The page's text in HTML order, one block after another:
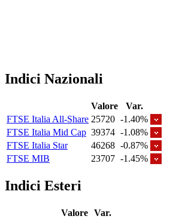
Indici Nazionali
Valore
Var.
FTSE Italia All-Share 25720 -1.40%
FTSE Italia Mid Cap 39374 -1.08%
FTSE Italia Star
46268 -0.87%
FTSE MIB
23707 -1.45%
Indici Esteri
Valore Var.